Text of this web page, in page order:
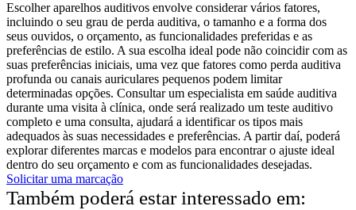
Escolher aparelhos auditivos envolve considerar vários fatores,
incluindo o seu grau de perda auditiva, o tamanho e a forma dos
seus ouvidos, o orçamento, as funcionalidades preferidas e as
preferências de estilo. A sua escolha ideal pode não coincidir com as
suas preferências iniciais, uma vez que fatores como perda auditiva
profunda ou canais auriculares pequenos podem limitar
determinadas opções. Consultar um especialista em saúde auditiva
durante uma visita à clínica, onde será realizado um teste auditivo
completo e uma consulta, ajudará a identificar os tipos mais
adequados às suas necessidades e preferências. A partir daí, poderá
explorar diferentes marcas e modelos para encontrar o ajuste ideal
dentro do seu orçamento e com as funcionalidades desejadas.
Solicitar uma marcação
Também poderá estar interessado em: